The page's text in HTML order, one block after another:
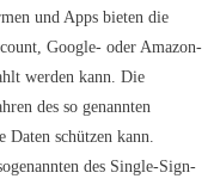
und Apps bieten die
Google- oder Amazon-
werden kann. Die
des so genannten
schützen kann.
des Single-Sign-